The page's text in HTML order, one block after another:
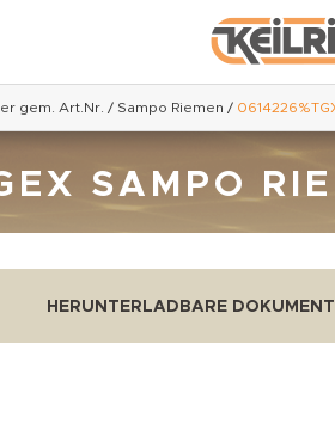
gem. Art.Nr. / Sampo Riemen /
SAMPO
HERUNTERLADBARE